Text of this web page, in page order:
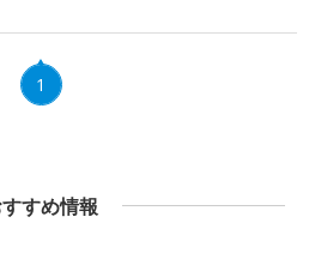
1
すめ情報